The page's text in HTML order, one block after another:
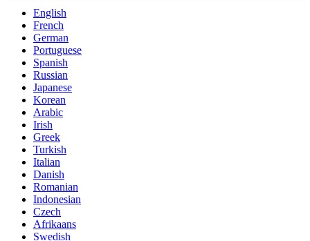
English
French
German
Portuguese
Spanish
Russian
Japanese
Korean
Arabic
Irish
Greek
Turkish
Italian
Danish
Romanian
Indonesian
Czech
Afrikaans
Swedish